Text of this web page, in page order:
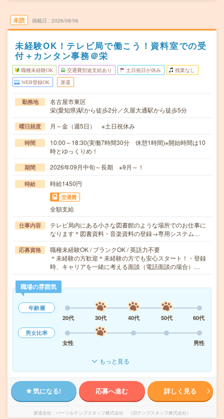
未読 掲載日 2026/08/06
未経験OK！テレビ局で働こう！資料室での受
付＋カンタン事務＠栄
職種未経験OK 交通費別途支給あり 土日祝日が休み 残業なし
WEB登録OK 派遣
勤務地
名古屋市東区
栄(愛知県)駅から徒歩2分／久屋大通駅から徒歩5分
曜日頻度 月～金（週5日） ※土日祝休み
時間
10:00～18:30(実働7時間30分 休憩1時間)※開始時間は10
時とゆっくりめ！
期間 2026年09月中旬～長期 ※9月～！
時給 時給1450円
交通費
全額支給
仕事内容
テレビ局内にある小さな図書館のような場所でのお仕事に
なります＊図書資料・音楽資料の登録→専用システム…
応募資格
職種未経験OK / ブランクOK / 英語力不要
＊未経験の方歓迎＊未経験の方でも安心スタート！・登録
時、キャリアを一緒に考える面談（電話面談の場合）…
職場の雰囲気
年齢層
20代
30代 40代 50代
60代
男女比率
女性
男性
もっと見る
気になる! 応募へ進む 詳しく見る
派遣会社 パーソルテンプスタッフ株式会社 （旧テンプスタッフ株式会社）